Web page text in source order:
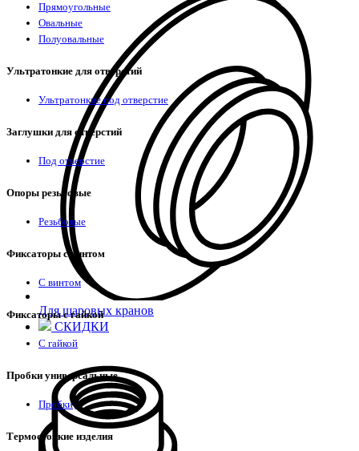
Для шаровых кранов
СКИДКИ
Прямоугольные
Овальные
Полуовальные
Ультратонкие для отверстий
Ультратонкие под отверстие
Заглушки для отверстий
Под отверстие
Опоры резьбовые
Резьбовые
Фиксаторы с винтом
С винтом
Фиксаторы с гайкой
С гайкой
Пробки универсальные
Пробки
Термостойкие изделия